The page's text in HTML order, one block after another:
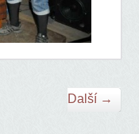
Další →